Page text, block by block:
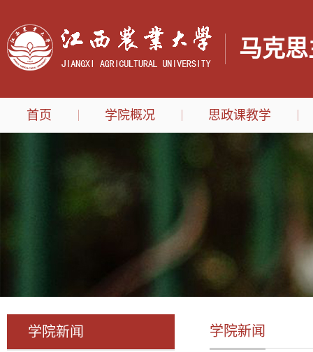
马克
首页 学院概况 思政课教学
学院新闻 学院新闻